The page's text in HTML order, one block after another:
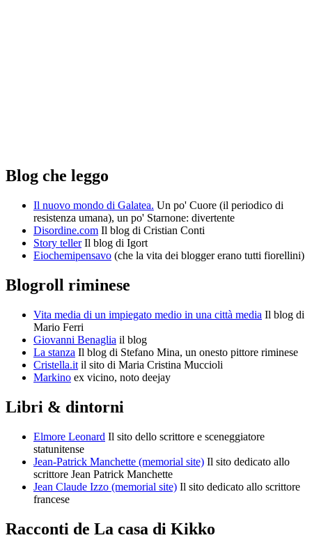
Blog che leggo
Il nuovo mondo di Galatea. Un po' Cuore (il periodico di
resistenza umana), un po' Starnone: divertente
Disordine.com Il blog di Cristian Conti
Story tellerIl blog di Igort
Eiochemipensavo (che la vita dei blogger erano tutti fiorellini)
Blogroll riminese
Vita media di un impiegato medio in una città media Il blog di
Mario Ferri
Giovanni Benaglia il blog
La stanza Il blog di Stefano Mina, un onesto pittore riminese
Cristella.it il sito di Maria Cristina Muccioli
Markino ex vicino, noto deejay
Libri & dintorni
Elmore Leonard Il sito dello scrittore e sceneggiatore
statunitense
Jean-Patrick Manchette (memorial site) Il sito dedicato allo
scrittore Jean Patrick Manchette
Jean Claude Izzo (memorial site) Il sito dedicato allo scrittore
francese
Racconti de La casa di Kikko